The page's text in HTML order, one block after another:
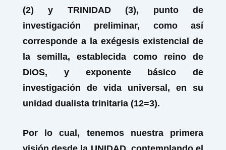
(2) y TRINIDAD (3), punto de
investigación preliminar, como así
corresponde a la exégesis existencial de
la semilla, establecida como reino de
DIOS, y exponente básico de
investigación de vida universal, en su
unidad dualista trinitaria (12=3).
Por lo cual, tenemos nuestra primera